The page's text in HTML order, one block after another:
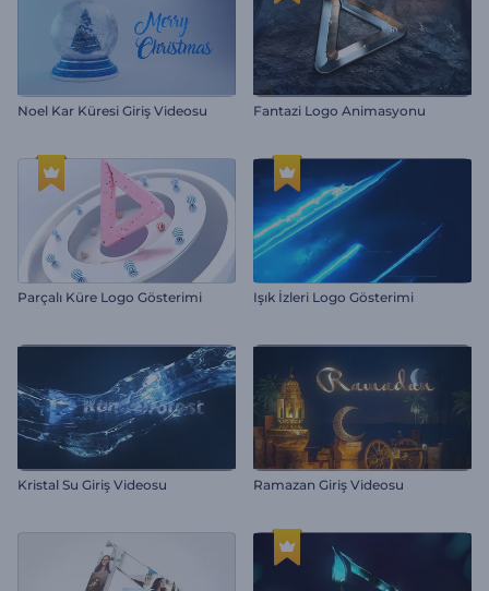
Noel Kar Küresi Giriş Videosu Fantazi Logo Animasyonu
Parçalı Küre Logo Gösterimi Işık İzleri Logo Gösterimi
Kristal Su Giriş Videosu Ramazan Giriş Videosu